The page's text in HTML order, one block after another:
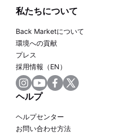
私たちについて
Back Marketについて
環境への貢献
プレス
採用情報（EN）
ヘルプ
ヘルプセンター
お問い合わせ方法